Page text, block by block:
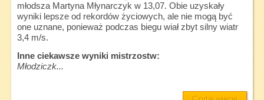
młodsza Martyna Młynarczyk w 13,07. Obie uzyskały
wyniki lepsze od rekordów życiowych, ale nie mogą być
one uznane, ponieważ podczas biegu wiał zbyt silny wiatr
3,4 m/s.
Inne ciekawsze wyniki mistrzostw:
Młodziczk...